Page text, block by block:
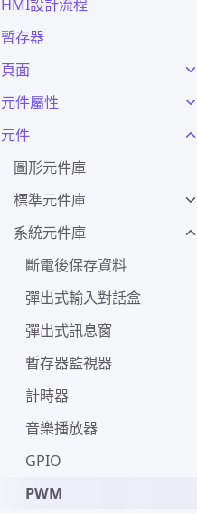
HMI設計流程
暫存器
頁面
元件屬性
元件
圖形元件庫
標準元件庫
系統元件庫
斷電後保存資料
彈出式輸入對話盒
彈出式訊息窗
暫存器監視器
計時器
音樂播放器
GPIO
PWM